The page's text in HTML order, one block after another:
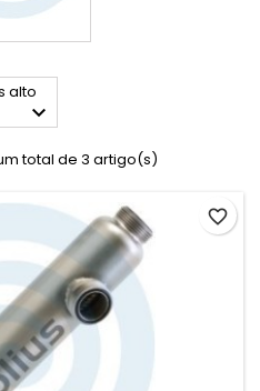
alto

total de 3 artigo(s)
favorite_border